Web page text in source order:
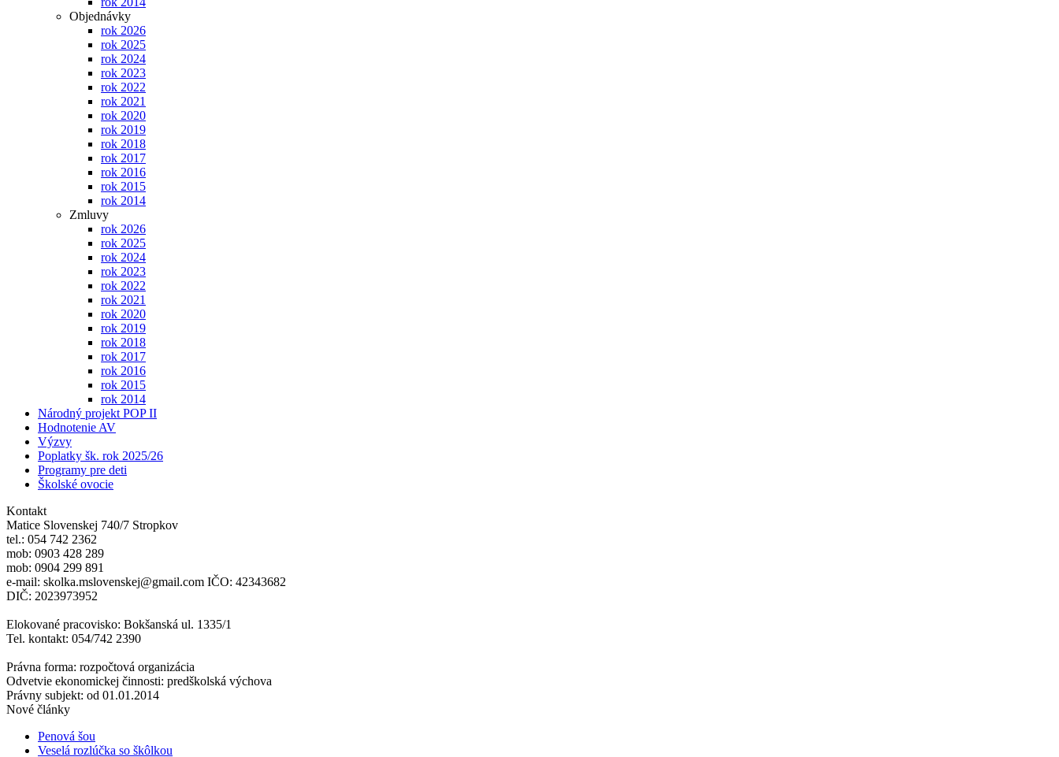
Objednávky
rok 2026
rok 2025
rok 2024
rok 2023
rok 2022
rok 2021
rok 2020
rok 2019
rok 2018
rok 2017
rok 2016
rok 2015
rok 2014
Zmluvy
rok 2026
rok 2025
rok 2024
rok 2023
rok 2022
rok 2021
rok 2020
rok 2019
rok 2018
rok 2017
rok 2016
rok 2015
rok 2014
Národný projekt POP II
Hodnotenie AV
Výzvy
Poplatky šk. rok 2025/26
Programy pre deti
Školské ovocie
Kontakt
Matice Slovenskej 740/7 Stropkov
tel.: 054 742 2362
mob: 0903 428 289
mob: 0904 299 891
e-mail: skolka.mslovenskej@gmail.com IČO: 42343682
DIČ: 2023973952
Elokované pracovisko: Bokšanská ul. 1335/1
Tel. kontakt: 054/742 2390
Právna forma: rozpočtová organizácia
Odvetvie ekonomickej činnosti: predškolská výchova
Právny subjekt: od 01.01.2014
Nové články
Penová šou
Veselá rozlúčka so škôlkou